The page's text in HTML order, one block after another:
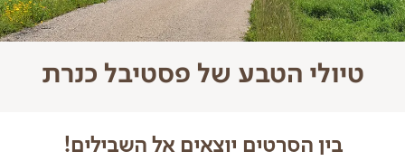
טיולי הטבע של פסטיבל כנרת
בין הסרטים יוצאים אל השבילים!